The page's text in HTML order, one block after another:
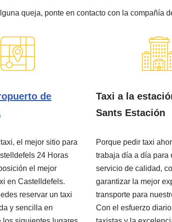
queja, ponte en contacto con la compañía
de
el mejor sitio para
24 Horas
el mejor
en Castelldefels.
reservar un taxi
y sencilla en
Taxi a la
Sants Estación
Porque pedir taxi
trabaja día a día para
servicio de calidad,
garantizar la mejor
transporte para
Con el esfuerzo